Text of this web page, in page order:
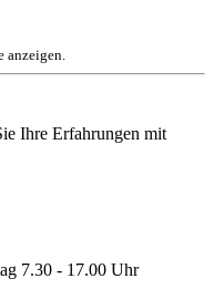
Ihre Erfahrungen mit
7.30 - 17.00 Uhr